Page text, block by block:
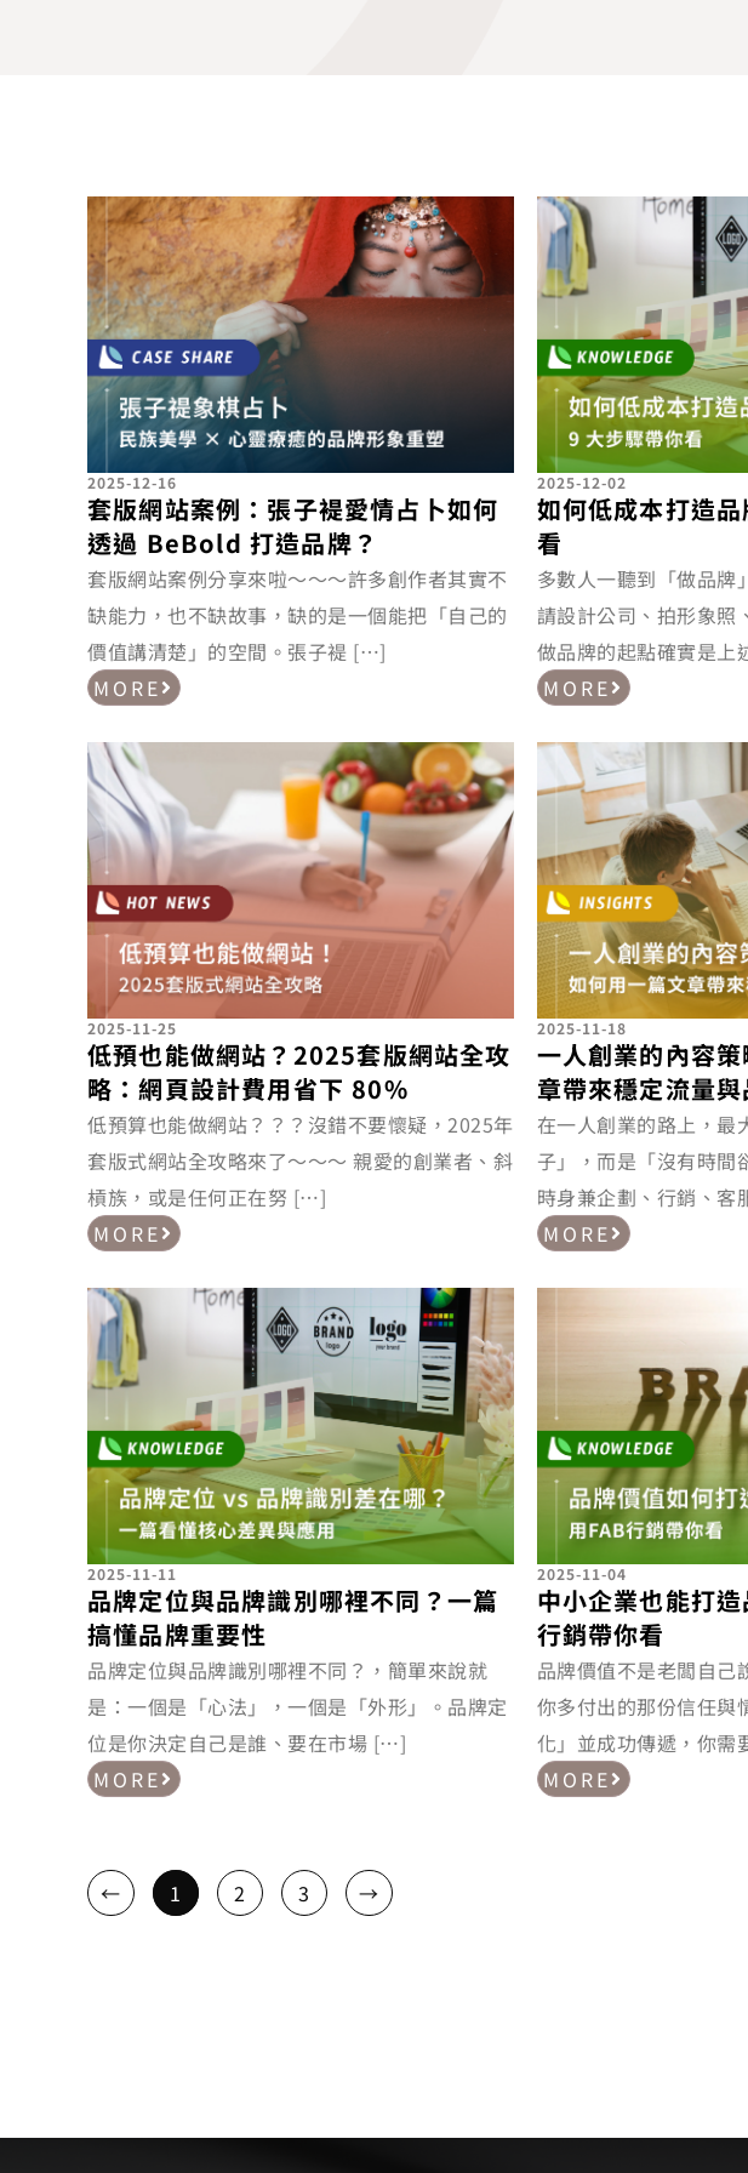
2025-12-16
套版網站案例：張子褆愛情占卜如何
透過 BeBold 打造品牌？
套版網站案例分享來啦～～～許多創作者其實不
缺能力，也不缺故事，缺的是一個能把「自己的
價值講清楚」的空間。張子褆 […]
MORE
2025-12-02
如何低成本打造
看
多數人一聽到「做品牌
請設計公司、拍形象照
做品牌的起點確實是
MORE
2025-11-25
低預也能做網站？2025套版網站全攻
略：網頁設計費用省下 80%
低預算也能做網站？？？沒錯不要懷疑，2025年
套版式網站全攻略來了～～～ 親愛的創業者、斜
槓族，或是任何正在努 […]
MORE
2025-11-18
一人創業的內容
章帶來穩定流量
在一人創業的路上，最
子」，而是「沒有時間
時身兼企劃、行銷、
MORE
2025-11-11
品牌定位與品牌識別哪裡不同？一篇
搞懂品牌重要性
品牌定位與品牌識別哪裡不同？，簡單來說就
是：一個是「心法」，一個是「外形」。品牌定
位是你決定自己是誰、要在市場 […]
MORE
2025-11-04
中小企業也能打
行銷帶你看
品牌價值不是老闆自己
你多付出的那份信任與
化」並成功傳遞，你
MORE
← 1 2 3 →